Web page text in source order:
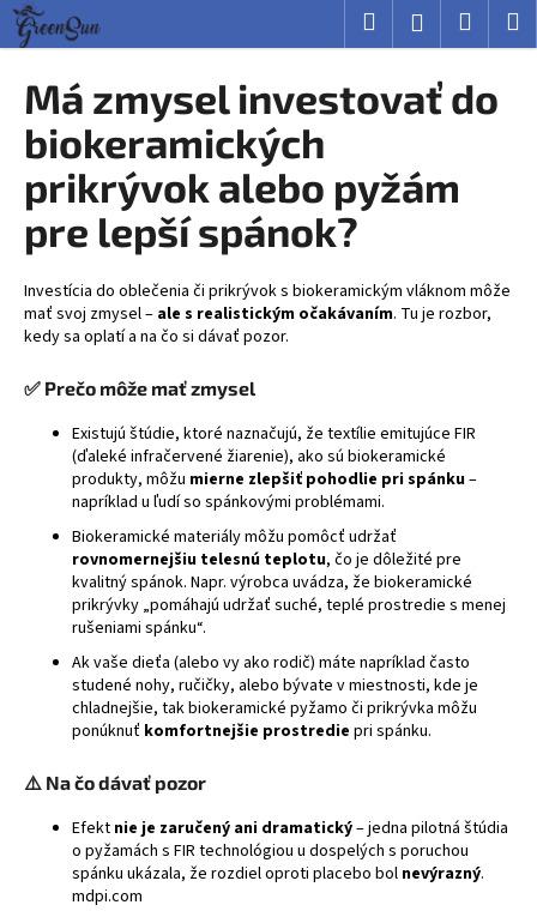
Prejsť
obsah
Hľadať Prihlásenie
Má zmysel investovať do
biokeramických
prikrývok alebo pyžám
pre lepší spánok?
Investícia do oblečenia či prikrývok s biokeramickým vláknom môže
mať svoj zmysel – ale s realistickým očakávaním. Tu je rozbor,
kedy sa oplatí a na čo si dávať pozor.
✅ Prečo môže mať zmysel
Existujú štúdie, ktoré naznačujú, že textílie emitujúce FIR
(ďaleké infračervené žiarenie), ako sú biokeramické
produkty, môžu mierne zlepšiť pohodlie pri spánku–
napríklad u ľudí so spánkovými problémami.
Biokeramické materiály môžu pomôcť udržať
rovnomernejšiu telesnú teplotu, čo je dôležité pre
kvalitný spánok. Napr. výrobca uvádza, že biokeramické
prikrývky „pomáhajú udržať suché, teplé prostredie s menej
rušeniami spánku“.
Ak vaše dieťa (alebo vy ako rodič) máte napríklad často
studené nohy, ručičky, alebo bývate v miestnosti, kde je
chladnejšie, tak biokeramické pyžamo či prikrývka môžu
ponúknuť komfortnejšie prostredie pri spánku.
⚠️ Na čo dávať pozor
Efekt nie je zaručený ani dramatický– jedna pilotná štúdia
o pyžamách s FIR technológiou u dospelých s poruchou
spánku ukázala, že rozdiel oproti placebo bol nevýrazný.
mdpi.com
K
o
Č
o
p
o
t
r
e
b
u
HĽADAŤ